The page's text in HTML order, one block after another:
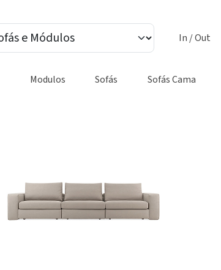
In / Out
Modulos Sofás Sofás Cama